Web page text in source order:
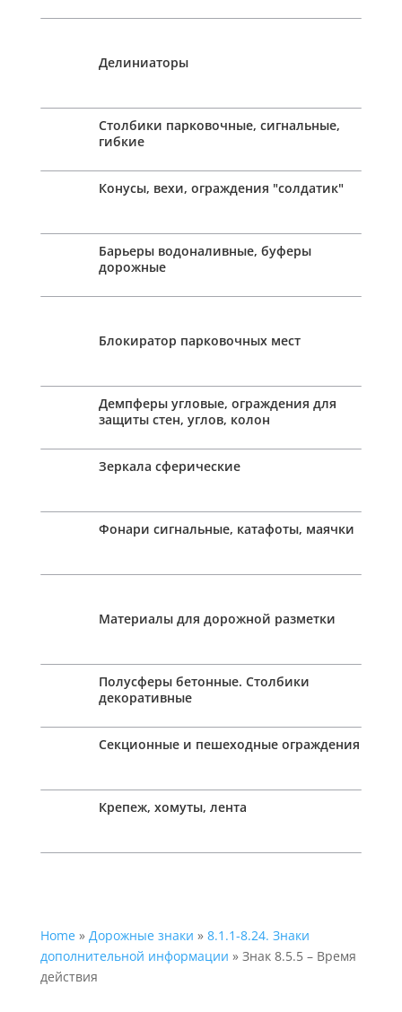
Делиниаторы
Столбики парковочные, сигнальные,
гибкие
Конусы, вехи, ограждения "солдатик"
Барьеры водоналивные, буферы
дорожные
Блокиратор парковочных мест
Демпферы угловые, ограждения для
защиты стен, углов, колон
Зеркала сферические
Фонари сигнальные, катафоты, маячки
Материалы для дорожной разметки
Полусферы бетонные. Столбики
декоративные
Секционные и пешеходные ограждения
Крепеж, хомуты, лента
Home» Дорожные знаки » 8.1.1-8.24. Знаки
дополнительной информации » Знак 8.5.5 – Время
действия